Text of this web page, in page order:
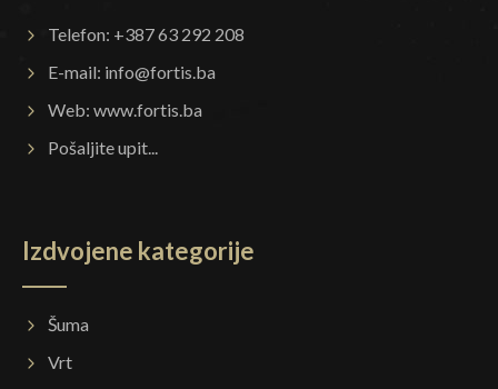
Telefon: +387 63 292 208
E-mail: info@fortis.ba
Web: www.fortis.ba
Pošaljite upit...
Izdvojene kategorije
Šuma
Vrt